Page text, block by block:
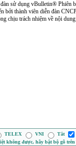
sử dụng vBulletin® Phiên
bởi thành viên diễn đàn
chịu trách nhiệm về nội
TELEX VNI Tắt
không được, hãy bật bộ gõ trên